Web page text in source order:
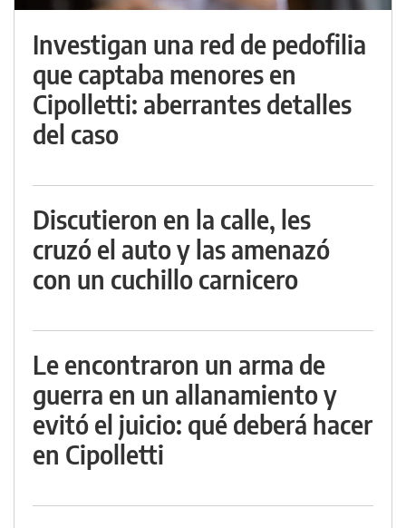
Investigan una red de pedofilia
que captaba menores en
Cipolletti: aberrantes detalles
del caso
Discutieron en la calle, les
cruzó el auto y las amenazó
con un cuchillo carnicero
Le encontraron un arma de
guerra en un allanamiento y
evitó el juicio: qué deberá hacer
en Cipolletti